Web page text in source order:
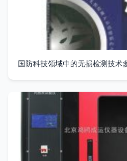
国防科技领域中的无损检测技术